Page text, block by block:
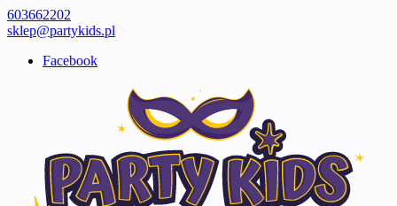
603662202
sklep@partykids.pl
Facebook